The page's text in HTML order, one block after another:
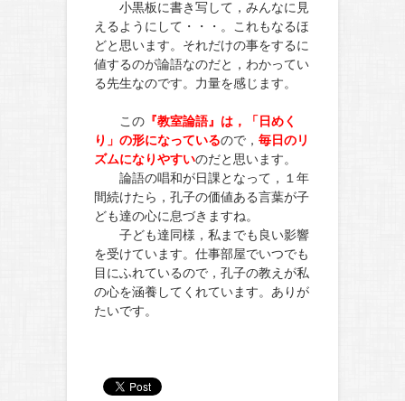
小黒板に書き写して，みんなに見
えるようにして・・・。これもなるほ
どと思います。それだけの事をするに
値するのが論語なのだと，わかってい
る先生なのです。力量を感じます。
この 『教室論語』は，「日めく
り」の形になっているので， 毎日のリ
ズムになりやすいのだと思います。
論語の唱和が日課となって，１年
間続けたら，孔子の価値ある言葉が子
ども達の心に息づきますね。
子ども達同様，私までも良い影響
を受けています。仕事部屋でいつでも
目にふれているので，孔子の教えが私
の心を涵養してくれています。ありが
たいです。